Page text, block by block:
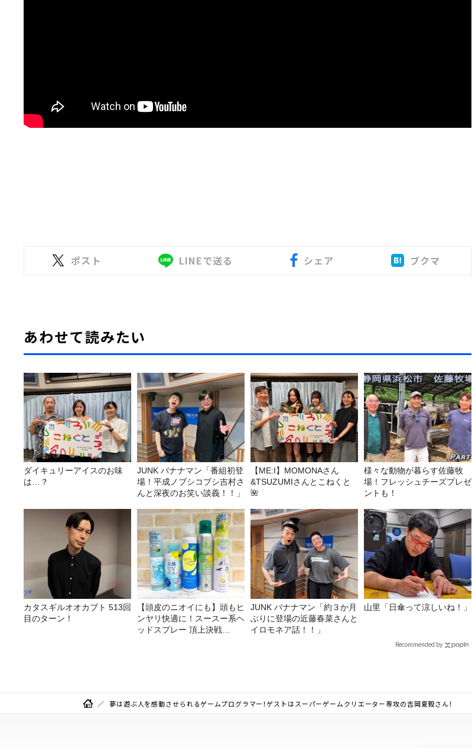
ポスト LINEで送る シェア ブクマ
あわせて読みたい
ダイキュリーアイスのお味
は…？
JUNK バナナマン「番組初登
場！平成ノブシコブシ吉村さ
んと深夜のお笑い談義！！」
【ME:I】MOMONAさん
&TSUZUMIさんとこねくと
🌺
様々な動物が暮らす佐藤牧
場！フレッシュチーズプレゼ
ントも！
カタスギルオオカブト 513回
目のターン！
【頭皮のニオイにも】頭もヒ
ンヤリ快適に！スースー系ヘ
ッドスプレー 頂上決戦
JUNK バナナマン「約３か月
ぶりに登場の近藤春菜さんと
イロモネア話！！」
山里「日傘って涼しいね！」
Recommended by
夢は遊ぶ人を感動させられるゲームプログラマー！ゲストはスーパーゲームクリエーター専攻の吉岡夏毅さん！